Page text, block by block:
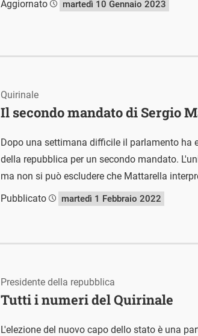
Aggiornato
martedì 10 Gennaio 2023
Il secondo mandato di Sergio
Quirinale
Dopo una settimana difficile il parlamento ha
della repubblica per un secondo mandato.
ma non si può escludere che Mattarella
Pubblicato
martedì 1 Febbraio 2022
Tutti i numeri del Quirinale
Presidente della repubblica
L'elezione del nuovo capo dello stato è una